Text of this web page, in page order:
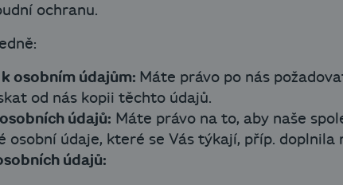
ochranu.
osobním údajům: Máte právo po nás
od nás kopii těchto údajů.
údajů: Máte právo na to, aby naše
osobní údaje, které se Vás týkají, příp. doplnila
údajů: